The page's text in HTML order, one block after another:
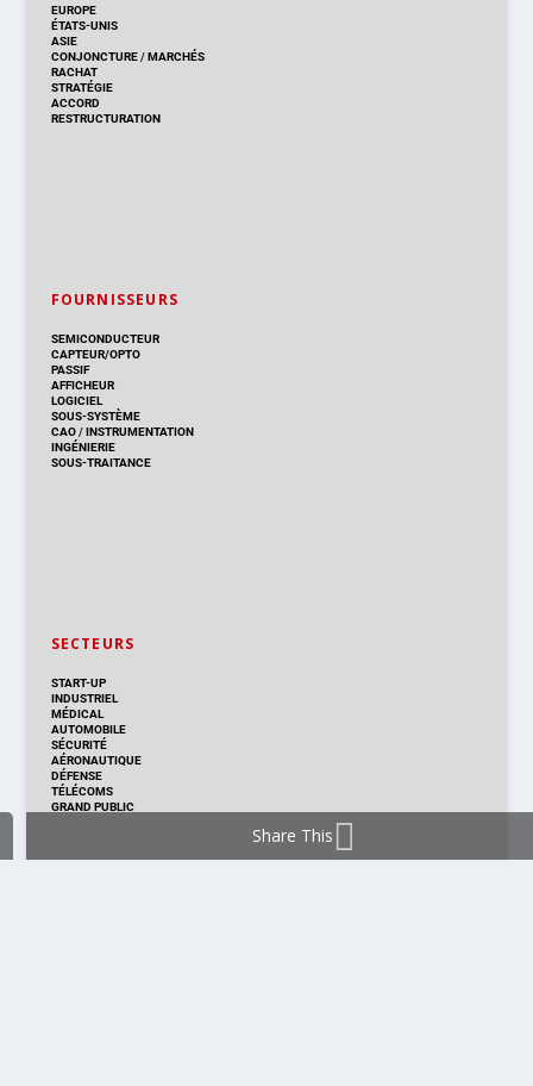
EUROPE
ÉTATS-UNIS
ASIE
CONJONCTURE/MARCHÉS
RACHAT
STRATÉGIE
ACCORD
RESTRUCTURATION
FOURNISSEURS
SEMICONDUCTEUR
CAPTEUR/OPTO
PASSIF
AFFICHEUR
LOGICIEL
SOUS-SYSTÈME
CAO/INSTRUMENTATION
INGÉNIERIE
SOUS-TRAITANCE
SECTEURS
START-UP
INDUSTRIEL
MÉDICAL
AUTOMOBILE
SÉCURITÉ
AÉRONAUTIQUE
DÉFENSE
TÉLÉCOMS
GRAND PUBLIC
Share This